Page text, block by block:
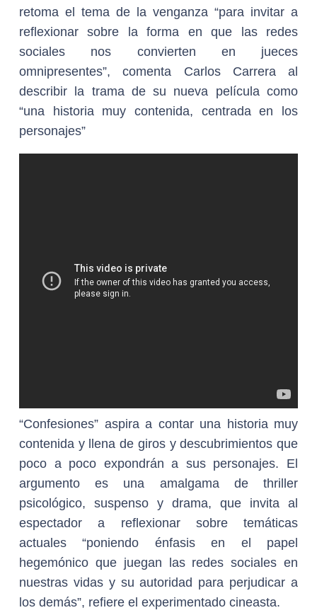
retoma el tema de la venganza “para invitar a
reflexionar sobre la forma en que las redes
sociales nos convierten en jueces
omnipresentes”, comenta Carlos Carrera al
describir la trama de su nueva película como
“una historia muy contenida, centrada en los
personajes”
“Confesiones” aspira a contar una historia muy
contenida y llena de giros y descubrimientos que
poco a poco expondrán a sus personajes. El
argumento es una amalgama de thriller
psicológico, suspenso y drama, que invita al
espectador a reflexionar sobre temáticas
actuales “poniendo énfasis en el papel
hegemónico que juegan las redes sociales en
nuestras vidas y su autoridad para perjudicar a
los demás”, refiere el experimentado cineasta.